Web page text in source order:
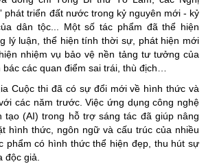
phát triển đất nước trong kỷ nguyên mới - kỷ
dân tộc... Một số tác phẩm đã thể hiện
lý luận, thể hiện tính thời sự, phát hiện mới
nhiệm vụ bảo vệ nền tảng tư tưởng của
các quan điểm sai trái, thù địch…
Cuộc thi đã có sự đổi mới về hình thức và
các năm trước. Việc ứng dụng công nghệ
tạo (AI) trong hỗ trợ sáng tác đã giúp nâng
hình thức, ngôn ngữ và cấu trúc của nhiều
phẩm có hình thức thể hiện đẹp, thu hút sự
độc giả.